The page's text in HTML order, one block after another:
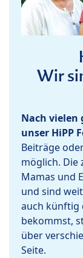
Wir
Nach vielen
unser HiPP
Beiträge
möglich. Die
Mamas und
und sind
auch künftig
bekommst,
über
Seite.